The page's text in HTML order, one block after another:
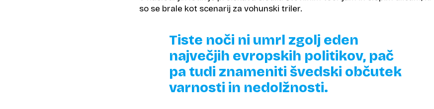
so se brale kot scenarij za vohunski triler.
Tiste noči ni umrl zgolj eden
največjih evropskih politikov, pač
pa tudi znameniti švedski občutek
varnosti in nedolžnosti.